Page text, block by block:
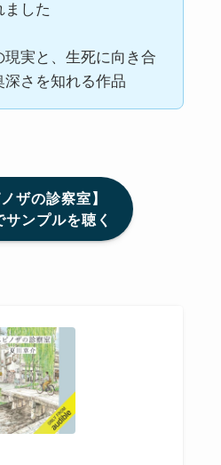
ました
現実と、生死に向き合
深さを知れる作品
ノザの診察室】
ンプルを聴く